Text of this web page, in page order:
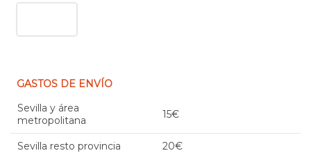
GASTOS DE ENVÍO
Sevilla y área
metropolitana
15€
Sevilla resto provincia 20€